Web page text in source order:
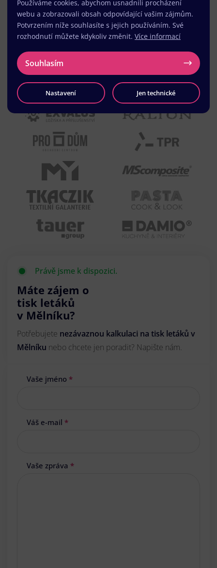
Právě jsme k dispozici.
Máte zájem o
tisk letáků
v Mělníku?
Potřebujete nezávaznou kalkulaci na tisk letáků v
Mělníku nebo chcete jen poradit? Napište nám.
Vaše jméno *
Váš e-mail *
Vaše zpráva *
Používáme cookies, abychom usnadnili procházení
webu a zobrazovali obsah odpovídající vašim zájmům.
Potvrzením níže souhlasíte s jejich používáním. Své
rozhodnutí můžete kdykoliv změnit. Více informací
Souhlasím
Nastavení Jen technické